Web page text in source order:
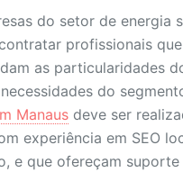
do setor de energia
profissionais que
as particularidades
do
Manaus deve ser
experiência em SEO
e que ofereçam